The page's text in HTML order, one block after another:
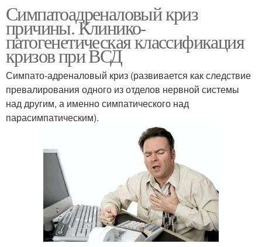
Симпатоадреналовый криз
причины. Клинико-
патогенетическая классификация
кризов при ВСД
Симпато-адреналовый криз (развивается как следствие
превалирования одного из отделов нервной системы
над другим, а именно симпатического над
парасимпатическим).